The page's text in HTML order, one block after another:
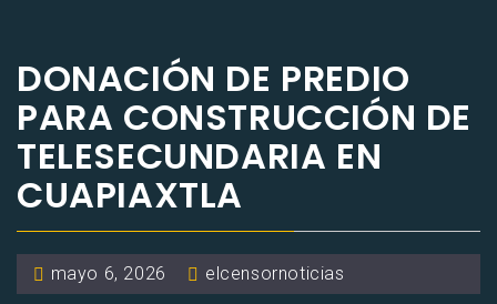
DONACIÓN DE PREDIO
PARA CONSTRUCCIÓN DE
TELESECUNDARIA EN
CUAPIAXTLA
mayo 6, 2026 elcensornoticias